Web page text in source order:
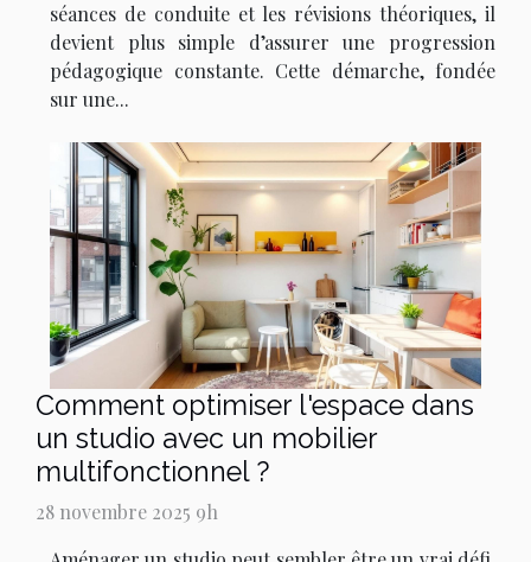
séances de conduite et les révisions théoriques, il
devient plus simple d’assurer une progression
pédagogique constante. Cette démarche, fondée
sur une...
Comment optimiser l'espace dans
un studio avec un mobilier
multifonctionnel ?
28 novembre 2025 9h